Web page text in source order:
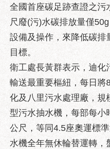
性
別
主
流
化
性
騷
擾
防
治
廉
全國首座碳足跡查證之污
尺廢(污)水碳排放量僅
設備及操作，來降低碳排
目標。
衛工處長黃群表示，迪化
輸送最重要樞紐，每日將
化及八里污水處理廠，規
型污水抽水機，每部每小
公尺，等同4.5座奧運標
水機全年無休輪替運轉，